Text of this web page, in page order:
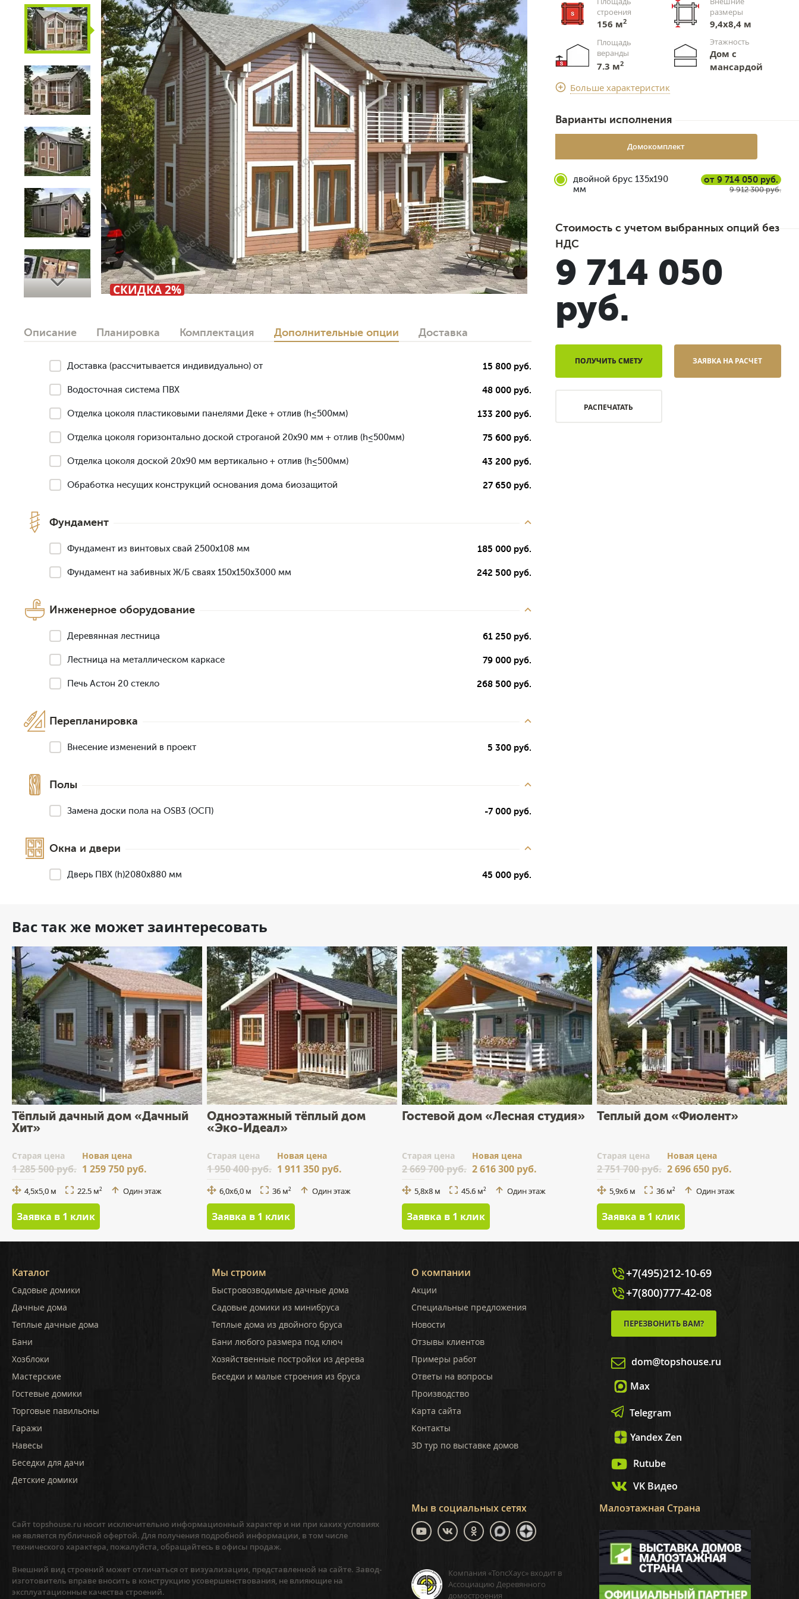
Next СКИДКА 2%
Описание Планировка Комплектация Дополнительные опции Доставка
Доставка (рассчитывается индивидуально) от 15 800 руб.
Водосточная система ПВХ 48 000 руб.
Отделка цоколя пластиковыми панелями Деке + отлив (h≤500мм) 133 200 руб.
Отделка цоколя горизонтально доской строганой 20х90 мм + отлив (h≤500мм) 75 600 руб.
Отделка цоколя доской 20х90 мм вертикально + отлив (h≤500мм) 43 200 руб.
Обработка несущих конструкций основания дома биозащитой 27 650 руб.
Фундамент
Фундамент из винтовых свай 2500х108 мм 185 000 руб.
Фундамент на забивных Ж/Б сваях 150x150x3000 мм 242 500 руб.
Инженерное оборудование
Деревянная лестница 61 250 руб.
Лестница на металлическом каркасе 79 000 руб.
Печь Астон 20 стекло 268 500 руб.
Перепланировка
Внесение изменений в проект 5 300 руб.
Полы
Замена доски пола на OSB3 (ОСП) -7 000 руб.
Окна и двери
Дверь ПВХ (h)2080х880 мм 45 000 руб.
строения
156 м2
размеры
9,4х8,4 м
Площадь
веранды
7.3 м2
Этажность
Дом с
мансардой
Срок доставки
4 недели
Больше характеристик
Варианты исполнения
Домокомплект
двойной брус 135x190
мм
от 9 714 050 руб.
9 912 300 руб.
Стоимость с учетом выбранных опций без
НДС
9 714 050
руб.
ПОЛУЧИТЬ СМЕТУ ЗАЯВКА НА РАСЧЕТ
РАСПЕЧАТАТЬ
Вас так же может заинтересовать
Тёплый дачный дом «Дачный
Хит»
Cтарая цена
1 285 500 руб.
Новая цена
1 259 750 руб.
4,5х5,0 м 22.5 м2 Один этаж
Заявка в 1 клик
Одноэтажный тёплый дом
«Эко-Идеал»
Cтарая цена
1 950 400 руб.
Новая цена
1 911 350 руб.
6,0х6,0 м 36 м2 Один этаж
Заявка в 1 клик
Гостевой дом «Лесная студия»
Cтарая цена
2 669 700 руб.
Новая цена
2 616 300 руб.
5,8x8 м 45.6 м2 Один этаж
Заявка в 1 клик
Теплый дом «Фиолент»
Cтарая цена
2 751 700 руб.
Новая цена
2 696 650 руб.
5,9x6 м 36 м2 Один этаж
Заявка в 1 клик
Каталог
Садовые домики
Дачные дома
Теплые дачные дома
Бани
Хозблоки
Мастерские
Гостевые домики
Торговые павильоны
Гаражи
Навесы
Беседки для дачи
Детские домики
Мы строим
Быстровозводимые дачные дома
Садовые домики из минибруса
Теплые дома из двойного бруса
Бани любого размера под ключ
Хозяйственные постройки из дерева
Беседки и малые строения из бруса
О компании
Акции
Специальные предложения
Новости
Отзывы клиентов
Примеры работ
Ответы на вопросы
Производство
Карта сайта
Контакты
3D тур по выставке домов
+7(495)212-10-69
+7(800)777-42-08
ПЕРЕЗВОНИТЬ ВАМ?
dom@topshouse.ru
Max
Telegram
Yandex Zen
Rutube
VK Видео
Мы в социальных сетях
Компания «ТопсХаус» входит в
Ассоциацию Деревянного
домостроения
Малоэтажная Страна
Сайт topshouse.ru носит исключительно информационный характер и ни при каких условиях
не является публичной офертой. Для получения подробной информации, в том числе
технического характера, пожалуйста, обращайтесь в офисы продаж.
Внешний вид строений может отличаться от визуализации, представленной на сайте. Завод-
изготовитель вправе вносить в конструкцию усовершенствования, не влияющие на
эксплуатационные качества строений.